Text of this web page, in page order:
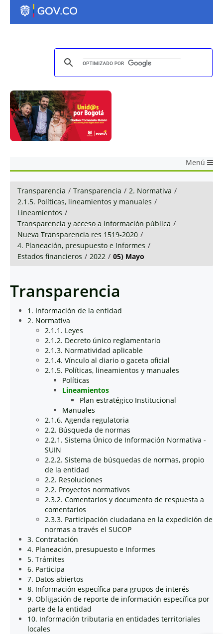
Menú
Transparencia / Transparencia / 2. Normativa /
2.1.5. Políticas, lineamientos y manuales /
Lineamientos /
Transparencia y acceso a información pública /
Nueva Transparencia res 1519-2020 /
4. Planeación, presupuesto e Informes /
Estados financieros / 2022 / 05) Mayo
Transparencia
1. Información de la entidad
2. Normativa
2.1.1. Leyes
2.1.2. Decreto único reglamentario
2.1.3. Normatividad aplicable
2.1.4. Vínculo al diario o gaceta oficial
2.1.5. Políticas, lineamientos y manuales
Políticas
Lineamientos
Plan estratégico Institucional
Manuales
2.1.6. Agenda regulatoria
2.2. Búsqueda de normas
2.2.1. Sistema Único de Información Normativa -
SUIN
2.2.2. Sistema de búsquedas de normas, propio
de la entidad
2.2. Resoluciones
2.2. Proyectos normativos
2.3.2. Comentarios y documento de respuesta a
comentarios
2.3.3. Participación ciudadana en la expedición de
normas a través el SUCOP
3. Contratación
4. Planeación, presupuesto e Informes
5. Trámites
6. Participa
7. Datos abiertos
8. Información específica para grupos de interés
9. Obligación de reporte de información específica por
parte de la entidad
10. Información tributaria en entidades territoriales
locales